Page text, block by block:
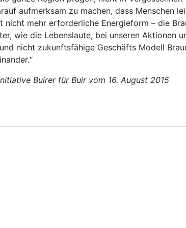
aufmerksam zu machen, dass Menschen
nicht mehr erforderliche Energieform – die
wie die Lebenslaute, bei unseren Aktionen
nicht zukunftsfähige Geschäfts Modell
Buirer für Buir vom 16. August 2015
"Abschied von der Stille – ein Jahr nach A4 - Eröffnung"